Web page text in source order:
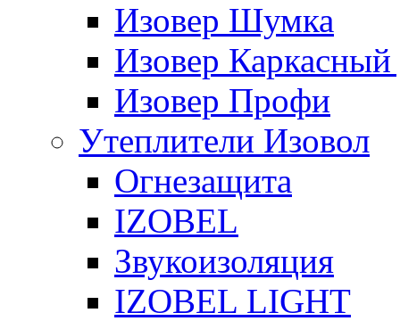
Изовер Шумка
Изовер
Изовер Профи
Утеплители Изовол
Огнезащита
IZOBEL
Звукоизоляция
IZOBEL LIGHT